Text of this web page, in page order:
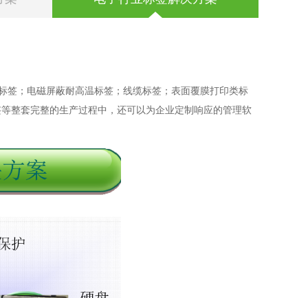
签；电磁屏蔽耐高温标签；线缆标签；表面覆膜打印类标
整套完整的生产过程中，还可以为企业定制响应的管理软